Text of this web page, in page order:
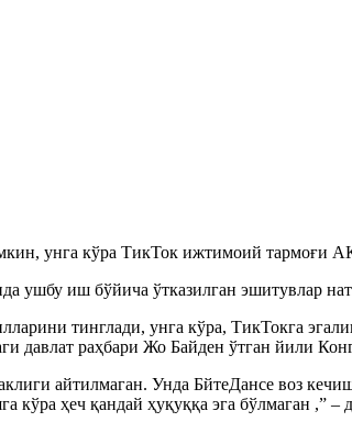
унга кўра ТикТок ижтимоий тармоғи
ушбу иш бўйича ўтказилган эшитувлар
тинглади, унга кўра, ТикТокга
давлат раҳбари Жо Байден ўтган йили
айтилмаган. Унда БйтеДанcе воз
кўра ҳеч қандай ҳуқуққа эга бўлмаган ,” –